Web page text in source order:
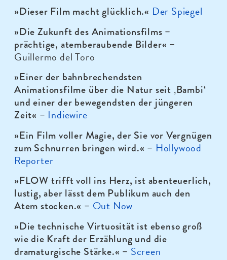
»Dieser Film macht glücklich.« Der Spiegel
»Die Zukunft des Animationsfilms –
prächtige, atemberaubende Bilder« –
Guillermo del Toro
»Einer der bahnbrechendsten
Animationsfilme über die Natur seit ‚Bambi‘
und einer der bewegendsten der jüngeren
Zeit« – Indiewire
»Ein Film voller Magie, der Sie vor Vergnügen
zum Schnurren bringen wird.« – Hollywood
Reporter
»FLOW trifft voll ins Herz, ist abenteuerlich,
lustig, aber lässt dem Publikum auch den
Atem stocken.« – Out Now
»Die technische Virtuosität ist ebenso groß
wie die Kraft der Erzählung und die
dramaturgische Stärke.« – Screen